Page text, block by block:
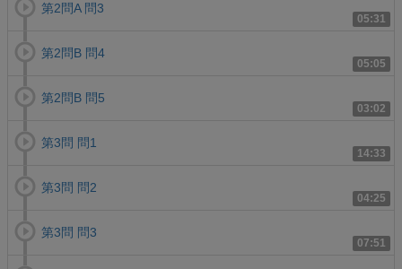
05:31
第2問A 問3
05:05
第2問B 問4
03:02
第2問B 問5
14:33
第3問 問1
04:25
第3問 問2
07:51
第3問 問3